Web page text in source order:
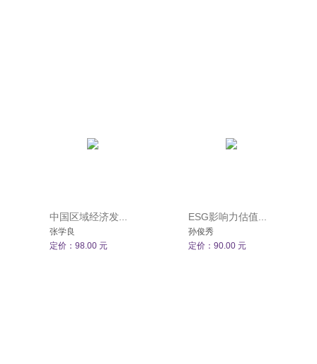
中国区域经济发...
张学良
定价：98.00 元
ESG影响力估值...
孙俊秀
定价：90.00 元